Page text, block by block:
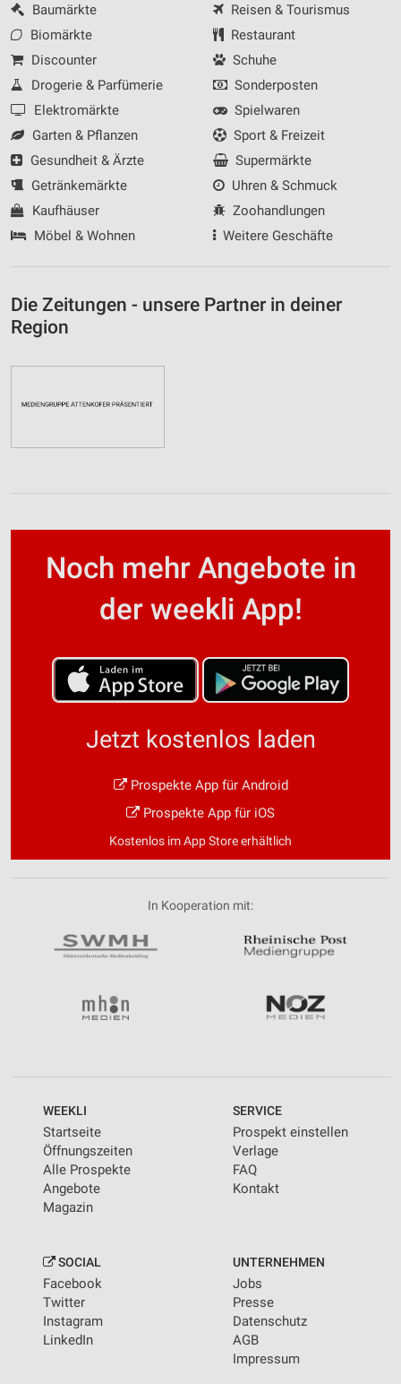
Baumärkte
Biomärkte
Discounter
Drogerie & Parfümerie
Elektromärkte
Garten & Pflanzen
Gesundheit & Ärzte
Getränkemärkte
Kaufhäuser
Möbel & Wohnen
Reisen & Tourismus
Restaurant
Schuhe
Sonderposten
Spielwaren
Sport & Freizeit
Supermärkte
Uhren & Schmuck
Zoohandlungen
Weitere Geschäfte
Die Zeitungen - unsere Partner in deiner
Region
Noch mehr Angebote in
der weekli App!
Jetzt kostenlos laden
Prospekte App für Android
Prospekte App für iOS
Kostenlos im App Store erhältlich
In Kooperation mit:
WEEKLI
Startseite
Öffnungszeiten
Alle Prospekte
Angebote
Magazin
SERVICE
Prospekt einstellen
Verlage
FAQ
Kontakt
SOCIAL
Facebook
Twitter
Instagram
LinkedIn
UNTERNEHMEN
Jobs
Presse
Datenschutz
AGB
Impressum